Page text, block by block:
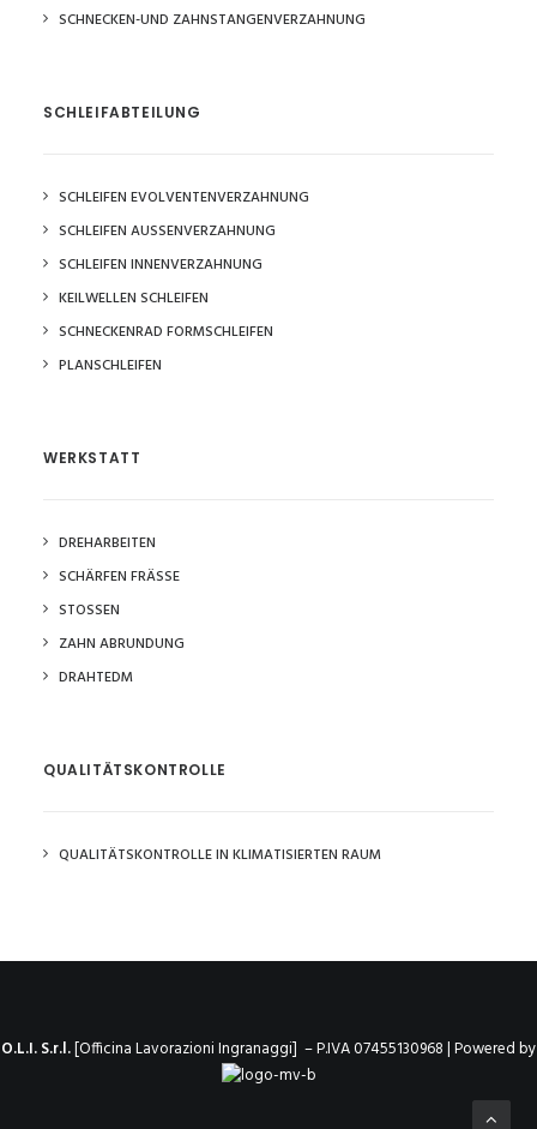
SCHNECKEN-UND ZAHNSTANGENVERZAHNUNG
SCHLEIFABTEILUNG
SCHLEIFEN EVOLVENTENVERZAHNUNG
SCHLEIFEN AUSSENVERZAHNUNG
SCHLEIFEN INNENVERZAHNUNG
KEILWELLEN SCHLEIFEN
SCHNECKENRAD FORMSCHLEIFEN
PLANSCHLEIFEN
WERKSTATT
DREHARBEITEN
SCHÄRFEN FRÄSSE
STOSSEN
ZAHN ABRUNDUNG
DRAHTEDM
QUALITÄTSKONTROLLE
QUALITÄTSKONTROLLE IN KLIMATISIERTEN RAUM
O.L.I. S.r.l.[Officina Lavorazioni Ingranaggi] – P.IVA 07455130968 | Powered by